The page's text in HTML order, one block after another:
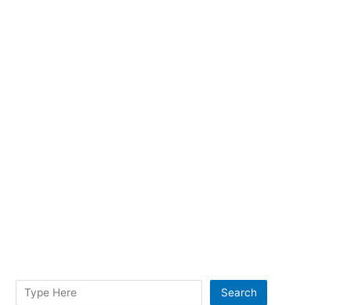
Search Search